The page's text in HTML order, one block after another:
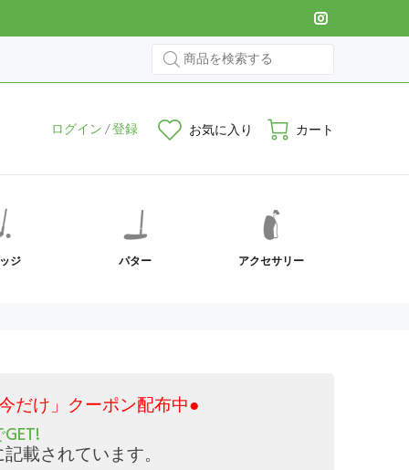
ログイン/登録 お気に入り カート
ジ パター アクセサリー
だけ」クーポン配布中●
載されています。